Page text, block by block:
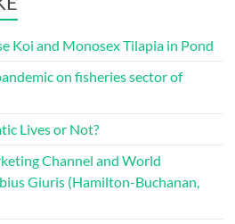
Koi and Monosex Tilapia in Pond
on fisheries sector of
Lives or Not?
Channel and World
Giuris (Hamilton-Buchanan,